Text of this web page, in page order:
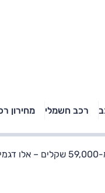
רכב חשמלי מחירון
הבטיחותיים ביותר בישראל